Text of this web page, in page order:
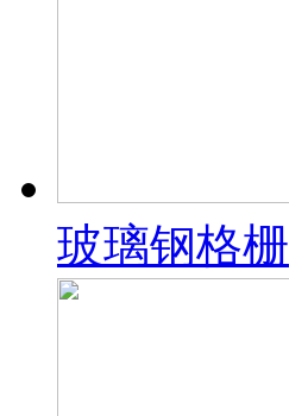
玻璃钢格栅